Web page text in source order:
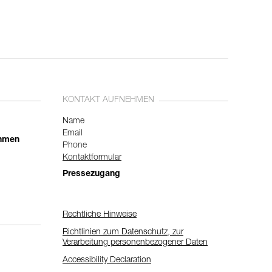
KONTAKT AUFNEHMEN
Name
Email
Phone
Kontaktformular
Pressezugang
Rechtliche Hinweise
Richtlinien zum Datenschutz, zur
Verarbeitung personenbezogener Daten
Accessibility Declaration